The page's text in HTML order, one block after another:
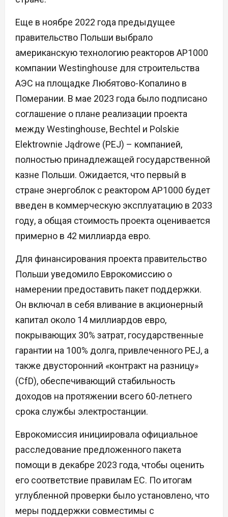
Еще в ноябре 2022 года предыдущее
правительство Польши выбрало
американскую технологию реакторов AP1000
компании Westinghouse для строительства
АЭС на площадке Любятово-Копалино в
Померании. В мае 2023 года было подписано
соглашение о плане реализации проекта
между Westinghouse, Bechtel и Polskie
Elektrownie Jądrowe (PEJ) – компанией,
полностью принадлежащей государственной
казне Польши. Ожидается, что первый в
стране энергоблок с реактором AP1000 будет
введен в коммерческую эксплуатацию в 2033
году, а общая стоимость проекта оценивается
примерно в 42 миллиарда евро.
Для финансирования проекта правительство
Польши уведомило Еврокомиссию о
намерении предоставить пакет поддержки.
Он включал в себя вливание в акционерный
капитал около 14 миллиардов евро,
покрывающих 30% затрат, государственные
гарантии на 100% долга, привлеченного PEJ, а
также двусторонний «контракт на разницу»
(CfD), обеспечивающий стабильность
доходов на протяжении всего 60-летнего
срока службы электростанции.
Еврокомиссия инициировала официальное
расследование предложенного пакета
помощи в декабре 2023 года, чтобы оценить
его соответствие правилам ЕС. По итогам
углубленной проверки было установлено, что
меры поддержки совместимы с